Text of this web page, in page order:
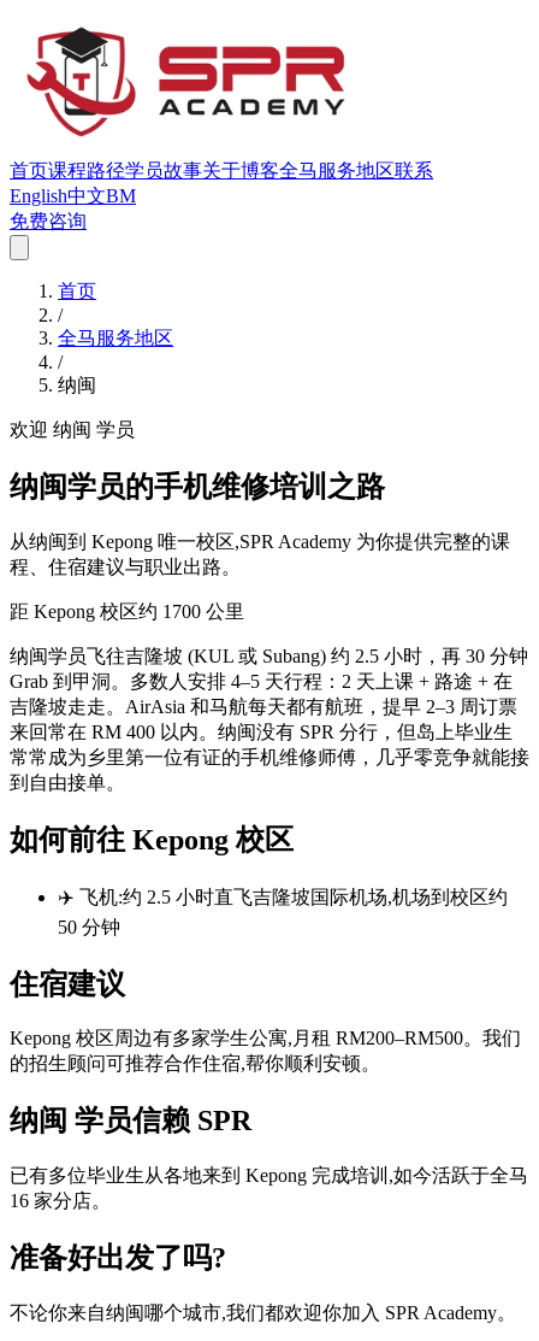
首页课程路径学员故事关于博客全马服务地区联系
English中文BM
免费咨询
首页
/
全马服务地区
/
纳闽
欢迎 纳闽 学员
纳闽学员的手机维修培训之路
从纳闽到 Kepong 唯一校区,SPR Academy 为你提供完整的课
程、住宿建议与职业出路。
距 Kepong 校区约 1700 公里
纳闽学员飞往吉隆坡 (KUL 或 Subang) 约 2.5 小时，再 30 分钟
Grab 到甲洞。多数人安排 4–5 天行程：2 天上课 + 路途 + 在
吉隆坡走走。AirAsia 和马航每天都有航班，提早 2–3 周订票
来回常在 RM 400 以内。纳闽没有 SPR 分行，但岛上毕业生
常常成为乡里第一位有证的手机维修师傅，几乎零竞争就能接
到自由接单。
如何前往 Kepong 校区
✈️ 飞机:约 2.5 小时直飞吉隆坡国际机场,机场到校区约
50 分钟
住宿建议
Kepong 校区周边有多家学生公寓,月租 RM200–RM500。我们
的招生顾问可推荐合作住宿,帮你顺利安顿。
纳闽 学员信赖 SPR
已有多位毕业生从各地来到 Kepong 完成培训,如今活跃于全马
16 家分店。
准备好出发了吗?
不论你来自纳闽哪个城市,我们都欢迎你加入 SPR Academy。